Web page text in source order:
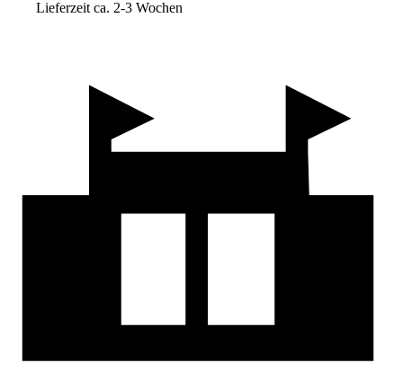
Lieferzeit ca. 2-3 Wochen